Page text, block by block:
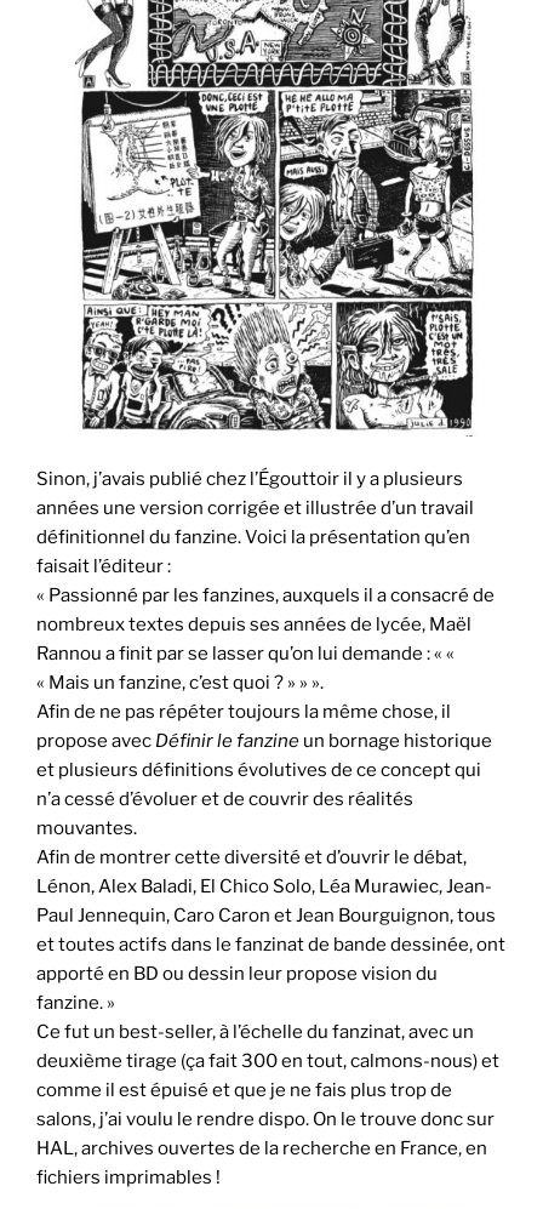
Sinon, j’avais publié chez l’Égouttoir il y a plusieurs
années une version corrigée et illustrée d’un travail
définitionnel du fanzine. Voici la présentation qu’en
faisait l’éditeur :
« Passionné par les fanzines, auxquels il a consacré de
nombreux textes depuis ses années de lycée, Maël
Rannou a finit par se lasser qu’on lui demande : « «
« Mais un fanzine, c’est quoi ? » » ».
Afin de ne pas répéter toujours la même chose, il
propose avec Définir le fanzine un bornage historique
et plusieurs définitions évolutives de ce concept qui
n’a cessé d’évoluer et de couvrir des réalités
mouvantes.
Afin de montrer cette diversité et d’ouvrir le débat,
Lénon, Alex Baladi, El Chico Solo, Léa Murawiec, Jean-
Paul Jennequin, Caro Caron et Jean Bourguignon, tous
et toutes actifs dans le fanzinat de bande dessinée, ont
apporté en BD ou dessin leur propose vision du
fanzine. »
Ce fut un best-seller, à l’échelle du fanzinat, avec un
deuxième tirage (ça fait 300 en tout, calmons-nous) et
comme il est épuisé et que je ne fais plus trop de
salons, j’ai voulu le rendre dispo. On le trouve donc sur
HAL, archives ouvertes de la recherche en France, en
fichiers imprimables !